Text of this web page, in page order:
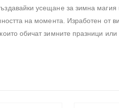
усещане за зимна
на момента. Изработен от
обичат зимните празници